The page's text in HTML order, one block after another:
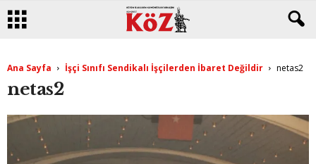
Ana Sayfa İşçi Sınıfı Sendikalı İşçilerden İbaret Değildir netas2
netas2